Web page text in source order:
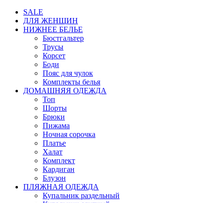
SALE
ДЛЯ ЖЕНЩИН
НИЖНЕЕ БЕЛЬЕ
Бюстгальтер
Трусы
Корсет
Боди
Пояс для чулок
Комплекты белья
ДОМАШНЯЯ ОДЕЖДА
Топ
Шорты
Брюки
Пижама
Ночная сорочка
Платье
Халат
Комплект
Кардиган
Блузон
ПЛЯЖНАЯ ОДЕЖДА
Купальник раздельный